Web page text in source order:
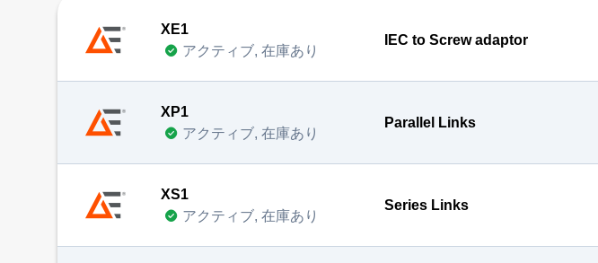
XE1
アクティブ, 在庫あり
IEC to Screw adaptor
XP1
アクティブ, 在庫あり
Parallel Links
XS1
アクティブ, 在庫あり
Series Links